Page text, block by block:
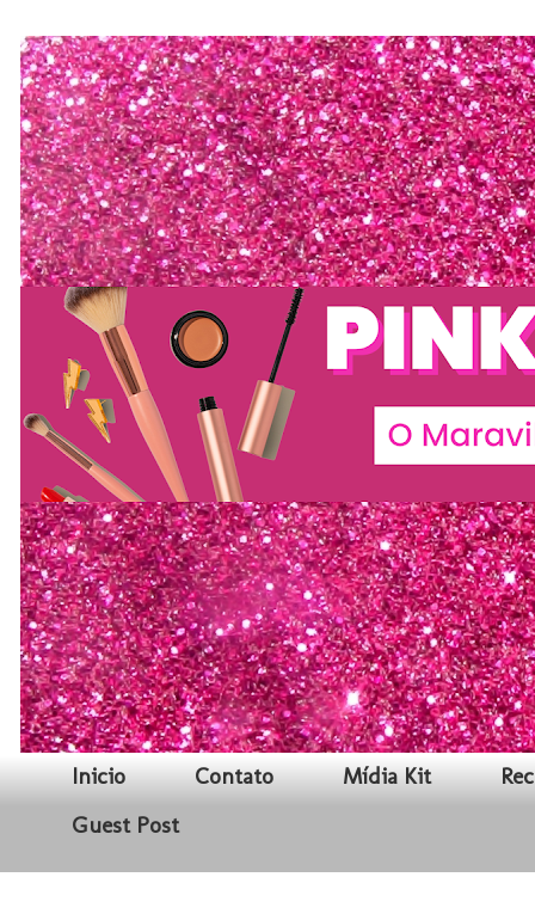
Inicio Contato Mídia Kit
Guest Post